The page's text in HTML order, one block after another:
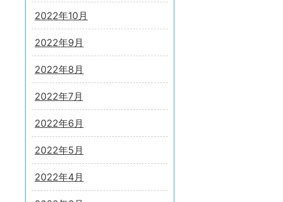
2022年10月
2022年9月
2022年8月
2022年7月
2022年6月
2022年5月
2022年4月